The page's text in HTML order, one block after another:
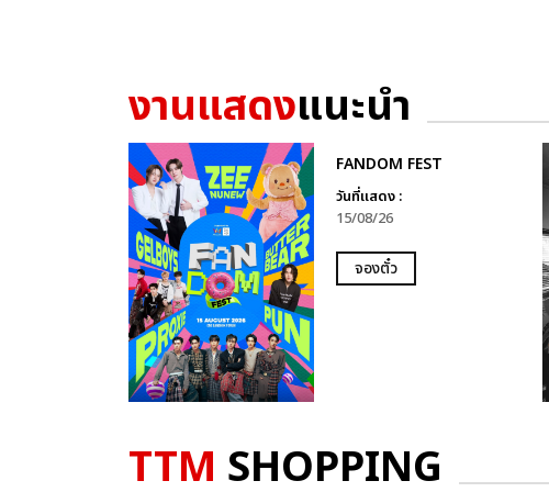
งานแสดงแนะนำ
FANDOM FEST
วันที่แสดง :
15/08/26
จองตั๋ว
TTM SHOPPING